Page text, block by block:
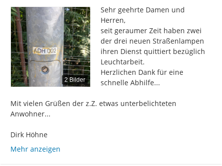
2 Bilder
Sehr geehrte Damen und
Herren,
seit geraumer Zeit haben zwei
der drei neuen Straßenlampen
ihren Dienst quittiert bezüglich
Leuchtarbeit.
Herzlichen Dank für eine
schnelle Abhilfe...
Mit vielen Grüßen der z.Z. etwas unterbelichteten
Anwohner...
Dirk Höhne
Mehr anzeigen